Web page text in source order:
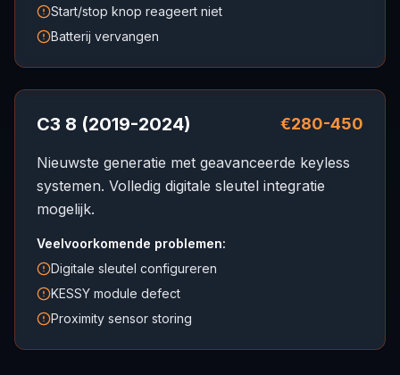
Start/stop knop reageert niet
Batterij vervangen
C3 8 (2019-2024) €280-450
Nieuwste generatie met geavanceerde keyless
systemen. Volledig digitale sleutel integratie
mogelijk.
Veelvoorkomende problemen:
Digitale sleutel configureren
KESSY module defect
Proximity sensor storing